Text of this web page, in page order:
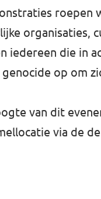
roepen
organisaties,
iedereen die in
op om
van dit
via de